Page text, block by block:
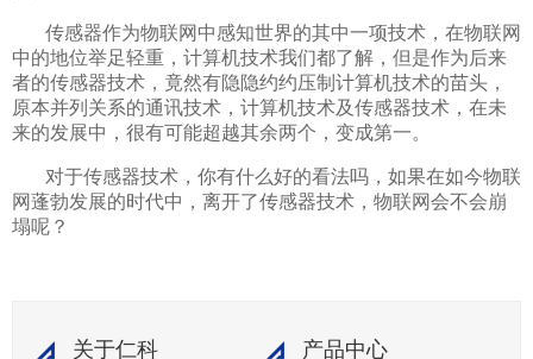
传感器作为物联网中感知世界的其中一项技术，在物联网
中的地位举足轻重，计算机技术我们都了解，但是作为后来
者的传感器技术，竟然有隐隐约约压制计算机技术的苗头，
原本并列关系的通讯技术，计算机技术及传感器技术，在未
来的发展中，很有可能超越其余两个，变成第一。
对于传感器技术，你有什么好的看法吗，如果在如今物联
网蓬勃发展的时代中，离开了传感器技术，物联网会不会崩
塌呢？
关于仁科 产品中心